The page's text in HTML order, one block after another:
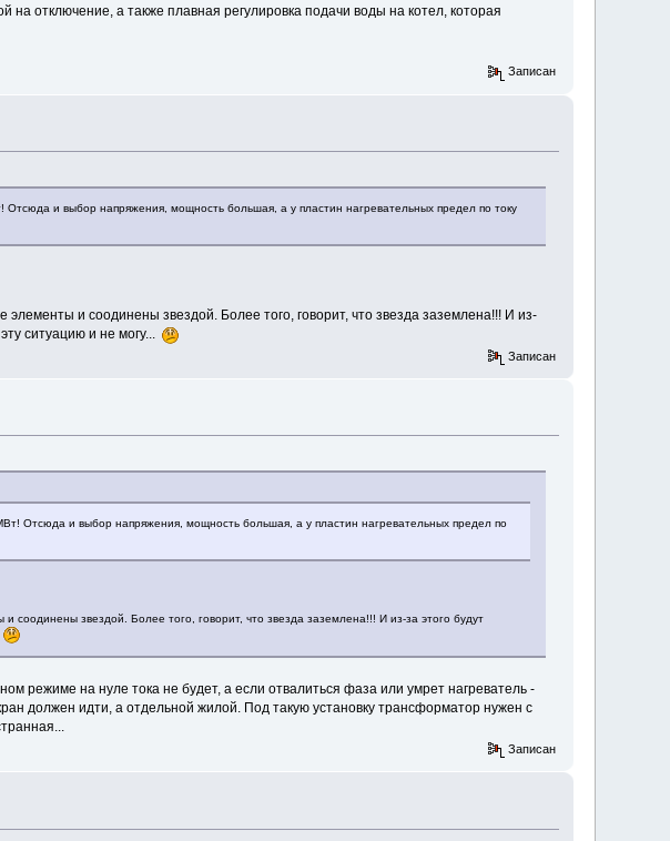
отключение, а также плавная регулировка подачи воды на котел, которая
Записан
и выбор напряжения, мощность большая, а у пластин нагревательных предел по току
и соодинены звездой. Более того, говорит, что звезда заземлена!!! И из-
ситуацию и не могу...
Записан
Отсюда и выбор напряжения, мощность большая, а у пластин нагревательных предел по
соодинены звездой. Более того, говорит, что звезда заземлена!!! И из-за этого будут
режиме на нуле тока не будет, а если отвалиться фаза или умрет нагреватель -
должен идти, а отдельной жилой. Под такую установку трансформатор нужен с
Записан